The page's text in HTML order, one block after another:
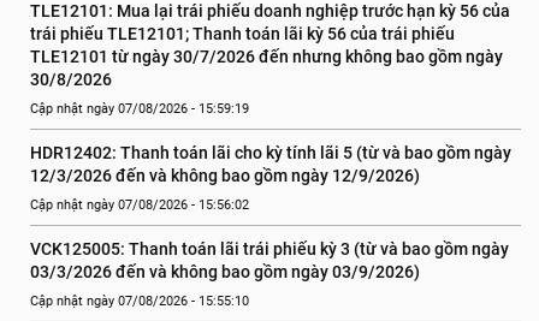
TLE12101: Mua lại trái phiếu doanh nghiệp trước hạn kỳ 56 của
trái phiếu TLE12101; Thanh toán lãi kỳ 56 của trái phiếu
TLE12101 từ ngày 30/7/2026 đến nhưng không bao gồm ngày
30/8/2026
Cập nhật ngày 07/08/2026 - 15:59:19
HDR12402: Thanh toán lãi cho kỳ tính lãi 5 (từ và bao gồm ngày
12/3/2026 đến và không bao gồm ngày 12/9/2026)
Cập nhật ngày 07/08/2026 - 15:56:02
VCK125005: Thanh toán lãi trái phiếu kỳ 3 (từ và bao gồm ngày
03/3/2026 đến và không bao gồm ngày 03/9/2026)
Cập nhật ngày 07/08/2026 - 15:55:10